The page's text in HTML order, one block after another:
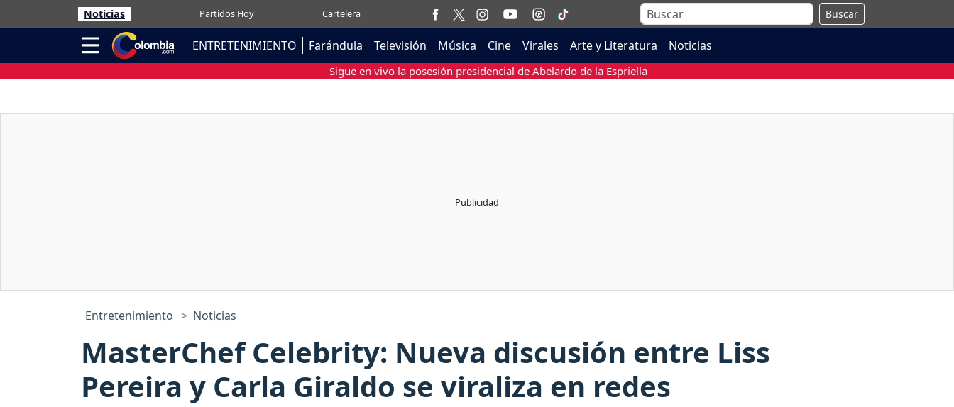
Noticias Partidos Hoy Cartelera Buscar
ENTRETENIMIENTO Farándula Televisión Música Cine Virales Arte y Literatura Noticias
Sigue en vivo la posesión presidencial de Abelardo de la Espriella
Entretenimiento Noticias
MasterChef Celebrity: Nueva discusión entre Liss
Pereira y Carla Giraldo se viraliza en redes